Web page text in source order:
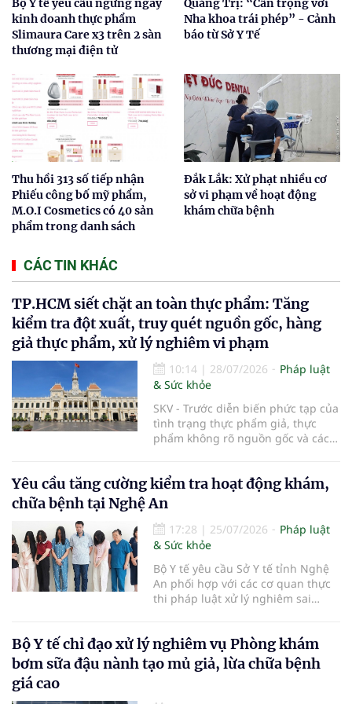
Bộ Y tế yêu cầu ngừng ngay
kinh doanh thực phẩm
Slimaura Care x3 trên 2 sàn
thương mại điện tử
Quảng Trị: “Cẩn trọng với
Nha khoa trái phép” - Cảnh
báo từ Sở Y Tế
Thu hồi 313 số tiếp nhận
Phiếu công bố mỹ phẩm,
M.O.I Cosmetics có 40 sản
phẩm trong danh sách
Đắk Lắk: Xử phạt nhiều cơ
sở vi phạm về hoạt động
khám chữa bệnh
CÁC TIN KHÁC
TP.HCM siết chặt an toàn thực phẩm: Tăng
kiểm tra đột xuất, truy quét nguồn gốc, hàng
giả thực phẩm, xử lý nghiêm vi phạm
10:14 | 28/07/2026
Pháp luật
& Sức khỏe
SKV - Trước diễn biến phức tạp của
tình trạng thực phẩm giả, thực
phẩm không rõ nguồn gốc và các
kế hoạch tăng cường bảo đảm an
toàn thực phẩm trên địa bàn năm
2026. Thành phố sẽ đẩy mạnh
thanh tra, kiểm tra đột xuất, siết
chặt quản lý tại các chợ đầu mối,
phẩm và phối hợp với lực lượng
công an xử lý nghiêm các hành vi
vi phạm, đặc biệt trong lĩnh vực
Yêu cầu tăng cường kiểm tra hoạt động khám,
chữa bệnh tại Nghệ An
17:28 | 25/07/2026
Pháp luật
& Sức khỏe
Bộ Y tế yêu cầu Sở Y tế tỉnh Nghệ
An phối hợp với các cơ quan thực
thi pháp luật xử lý nghiêm sai
tra hoạt động khám, chữa bệnh tại
các cơ sở y tế trên địa bàn.
Bộ Y tế chỉ đạo xử lý nghiêm vụ Phòng khám
bơm sữa đậu nành tạo mủ giả, lừa chữa bệnh
giá cao